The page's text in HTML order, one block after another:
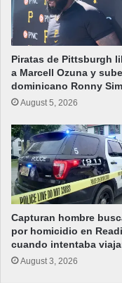
Piratas de Pittsburgh
a Marcell Ozuna y
dominicano Ronny
August 5, 2026
Capturan hombre
por homicidio en
cuando intentaba
August 3, 2026